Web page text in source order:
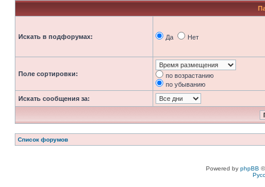
Искать в подфорумах: Да Нет
Поле сортировки:
по возрастанию
по убыванию
Искать сообщения за:
Список форумов
Powered by phpBB